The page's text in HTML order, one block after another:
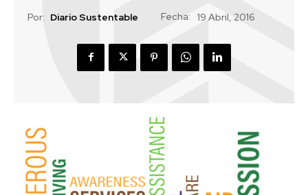
Por: Diario Sustentable Fecha: 19 Abril, 2016